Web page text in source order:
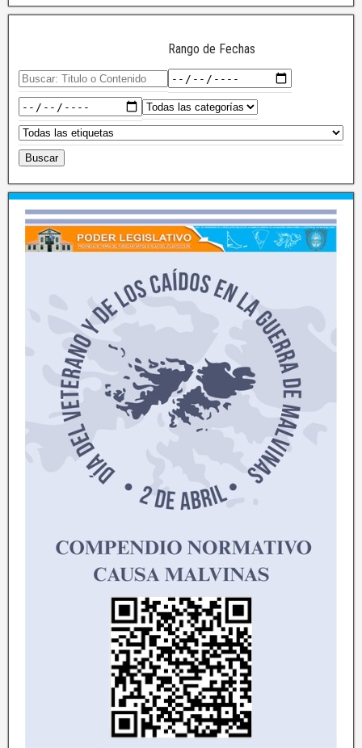
Rango de Fechas